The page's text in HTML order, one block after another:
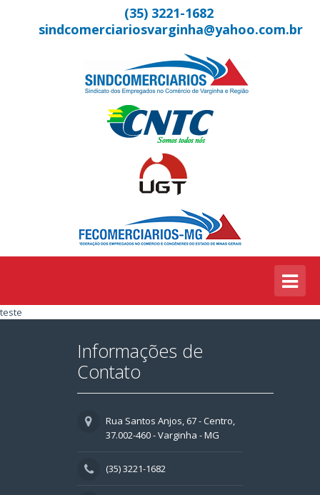
(35) 3221-1682
sindcomerciariosvarginha@yahoo.com.br
teste
Informações de
Contato
Rua Santos Anjos, 67 - Centro,
37.002-460 - Varginha - MG
(35) 3221-1682